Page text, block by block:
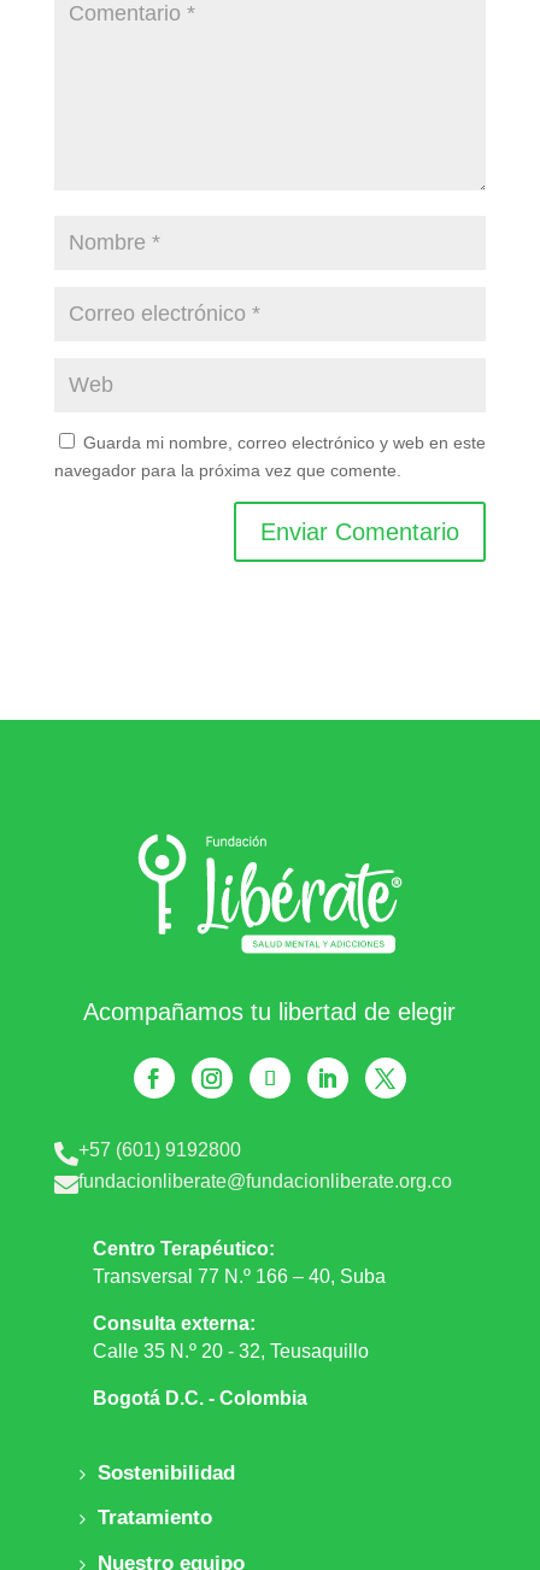
Guarda mi nombre, correo electrónico y web en este
navegador para la próxima vez que comente.
Acompañamos tu libertad de elegir
+57 (601) 9192800
fundacionliberate@fundacionliberate.org.co
Centro Terapéutico:
Transversal 77 N.º 166 – 40, Suba
Consulta externa:
Calle 35 N.º 20 - 32, Teusaquillo
Bogotá D.C. - Colombia
Sostenibilidad
Tratamiento
Nuestro equipo